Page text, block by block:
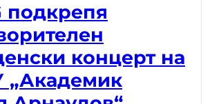
подкрепя
концерт на
„Академик